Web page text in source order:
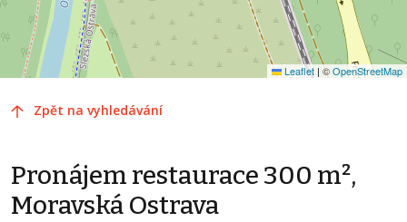
Leaflet | ©OpenStreetMap
Zpět na vyhledávání
Pronájem restaurace 300 m²,
Moravská Ostrava